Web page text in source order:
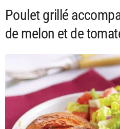
Poulet grillé
de melon et de